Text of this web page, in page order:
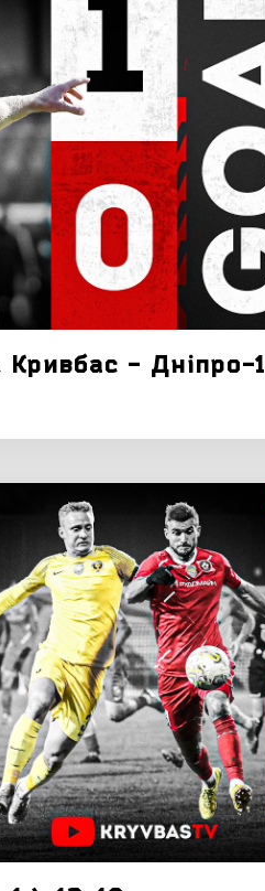
- Дніпро-1